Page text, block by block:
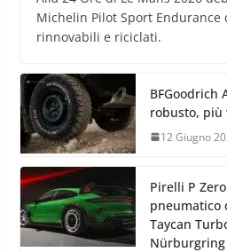
Michelin Pilot Sport Endurance
rinnovabili e riciclati.
BFGoodrich
robusto, più
12 Giugno
Pirelli P
pneumatico
Taycan
Nürburgring